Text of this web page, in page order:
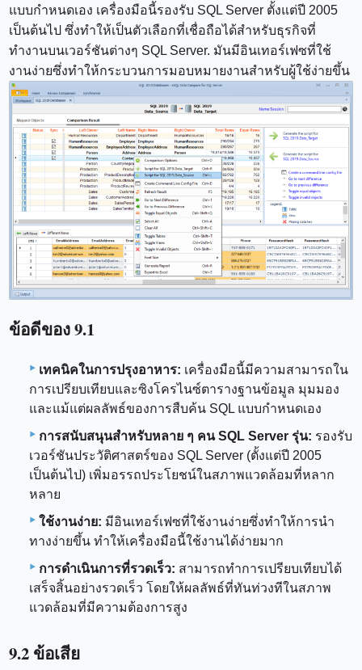
แบบกำหนดเอง เครื่องมือนี้รองรับ SQL Server ตั้งแต่ปี 2005
เป็นต้นไป ซึ่งทำให้เป็นตัวเลือกที่เชื่อถือได้สำหรับธุรกิจที่
ทำงานบนเวอร์ชันต่างๆ SQL Server. มันมีอินเทอร์เฟซที่ใช้
งานง่ายซึ่งทำให้กระบวนการมอบหมายงานสำหรับผู้ใช้ง่ายขึ้น
ข้อดีของ 9.1
เทคนิคในการปรุงอาหาร: เครื่องมือนี้มีความสามารถใน
การเปรียบเทียบและซิงโครไนซ์ตารางฐานข้อมูล มุมมอง
และแม้แต่ผลลัพธ์ของการสืบค้น SQL แบบกำหนดเอง
การสนับสนุนสำหรับหลาย ๆ คน SQL Server รุ่น: รองรับ
เวอร์ชันประวัติศาสตร์ของ SQL Server (ตั้งแต่ปี 2005
เป็นต้นไป) เพิ่มอรรถประโยชน์ในสภาพแวดล้อมที่หลาก
หลาย
ใช้งานง่าย: มีอินเทอร์เฟซที่ใช้งานง่ายซึ่งทำให้การนำ
ทางง่ายขึ้น ทำให้เครื่องมือนี้ใช้งานได้ง่ายมาก
การดำเนินการที่รวดเร็ว: สามารถทำการเปรียบเทียบได้
เสร็จสิ้นอย่างรวดเร็ว โดยให้ผลลัพธ์ที่ทันท่วงทีในสภาพ
แวดล้อมที่มีความต้องการสูง
9.2 ข้อเสีย